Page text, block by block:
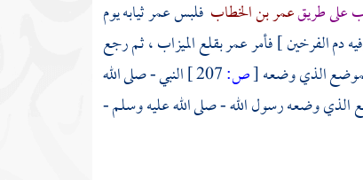
على طريقعمر بن الخطاب فلبسعمرثيابه يوم
دم الفرخين ] فأمرعمربقلع الميزاب ، ثم رجع
الذي وضعه[ص:
النبي - صلى الله
وضعه رسول الله - صلى الله عليه وسلم -